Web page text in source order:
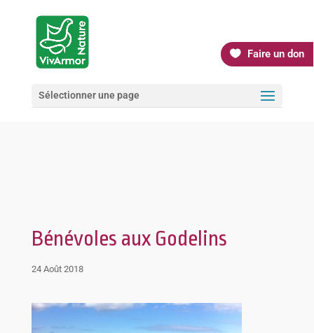
Faire un don
Sélectionner une page
Bénévoles aux Godelins
24 Août 2018